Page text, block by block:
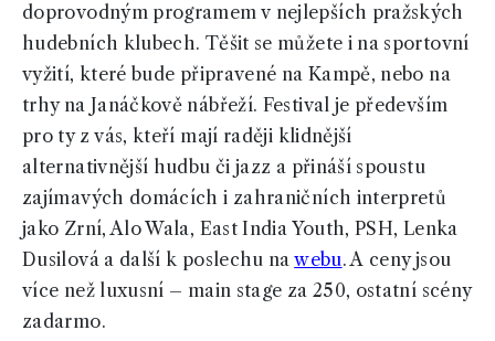
doprovodným programem v nejlepších pražských
hudebních klubech. Těšit se můžete i na sportovní
vyžití, které bude připravené na Kampě, nebo na
trhy na Janáčkově nábřeží. Festival je především
pro ty z vás, kteří mají raději klidnější
alternativnější hudbu či jazz a přináší spoustu
zajímavých domácích i zahraničních interpretů
jako Zrní, Alo Wala, East India Youth, PSH, Lenka
Dusilová a další k poslechu nawebu. A ceny jsou
více než luxusní – main stage za 250, ostatní scény
zadarmo.